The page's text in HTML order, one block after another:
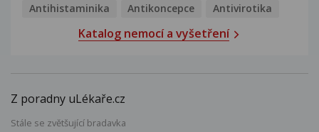
Antihistaminika
Antikoncepce Antivirotika
Katalog nemocí a vyšetření
Z poradny uLékaře.cz
Stále se zvětšující bradavka